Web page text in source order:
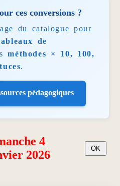
ces conversions ?
du catalogue pour
de
méthodes × 10, 100,
.
pédagogiques
4
2026